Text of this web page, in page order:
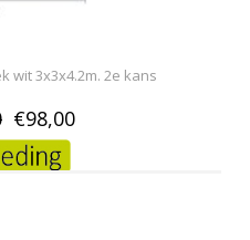
wit 3x3x4.2m. 2e kans
€98,00